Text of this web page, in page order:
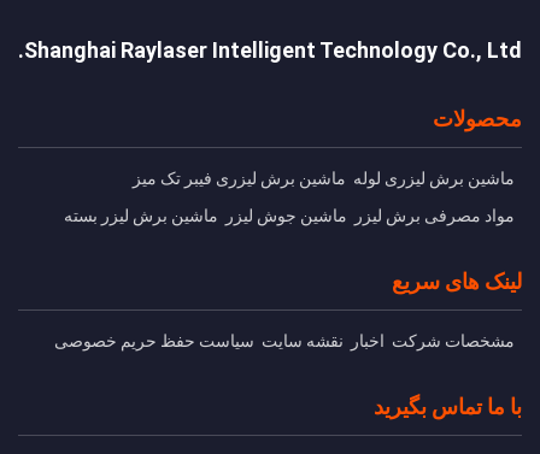
Shanghai Raylaser Intelligent Technology Co., Ltd.
محصولات
ماشین برش ليزری لوله ماشین برش لیزری فیبر تک میز
مواد مصرفی برش لیزر
ماشین جوش لیزر ماشین برش لیزر بسته
لینک های سریع
مشخصات شرکت اخبار نقشه سایت سیاست حفظ حریم خصوصی
با ما تماس بگیرید